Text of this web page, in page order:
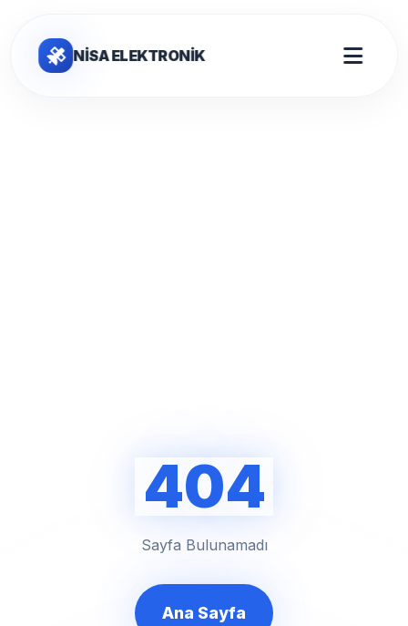
NİSA ELEKTRONİK
404
Sayfa Bulunamadı
Ana Sayfa